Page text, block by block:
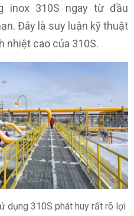
inox 310S ngay từ đầu
Đây là suy luận kỹ thuật
nhiệt cao của 310S.
dụng 310S phát huy rất rõ lợi